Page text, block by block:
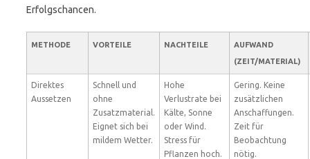
Erfolgschancen.
METHODE VORTEILE NACHTEILE
AUFWAND
(ZEIT/MATERIAL)
Direktes
Aussetzen
Schnell und
ohne
Zusatzmaterial.
Eignet sich bei
mildem Wetter.
Hohe
Verlustrate bei
Kälte, Sonne
oder Wind.
Stress für
Pflanzen hoch.
Gering. Keine
zusätzlichen
Anschaffungen.
Zeit für
Beobachtung
nötig.